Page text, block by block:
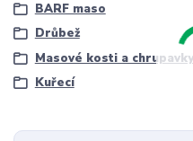
BARF maso
Drůbež
Masové kosti a
Kuřecí